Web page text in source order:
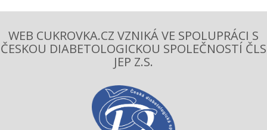
WEB CUKROVKA.CZ VZNIKÁ VE SPOLUPRÁCI S
ČESKOU DIABETOLOGICKOU SPOLEČNOSTÍ ČLS
JEP Z.S.